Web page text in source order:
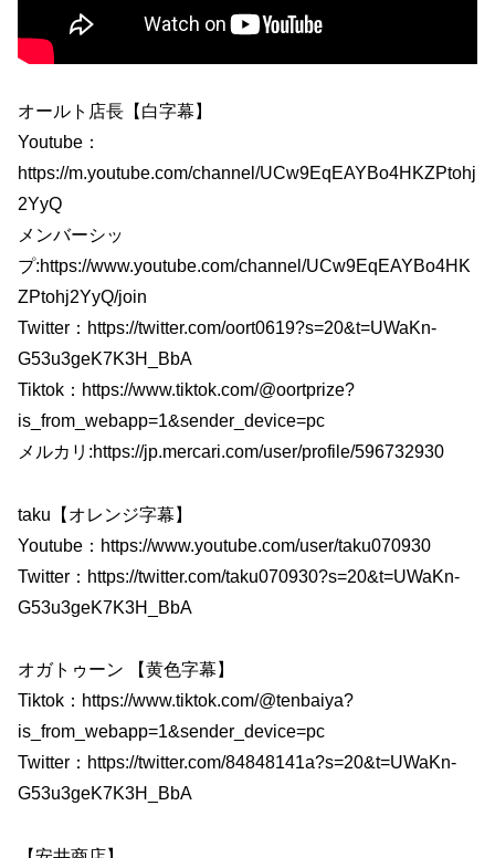
オールト店長【白字幕】
Youtube：
https://m.youtube.com/channel/UCw9EqEAYBo4HKZPtohj
2YyQ
メンバーシッ
プ:https://www.youtube.com/channel/UCw9EqEAYBo4HK
ZPtohj2YyQ/join
Twitter：https://twitter.com/oort0619?s=20&t=UWaKn-
G53u3geK7K3H_BbA
Tiktok：https://www.tiktok.com/@oortprize?
is_from_webapp=1&sender_device=pc
メルカリ:https://jp.mercari.com/user/profile/596732930
taku【オレンジ字幕】
Youtube：https://www.youtube.com/user/taku070930
Twitter：https://twitter.com/taku070930?s=20&t=UWaKn-
G53u3geK7K3H_BbA
オガトゥーン 【黄色字幕】
Tiktok：https://www.tiktok.com/@tenbaiya?
is_from_webapp=1&sender_device=pc
Twitter：https://twitter.com/84848141a?s=20&t=UWaKn-
G53u3geK7K3H_BbA